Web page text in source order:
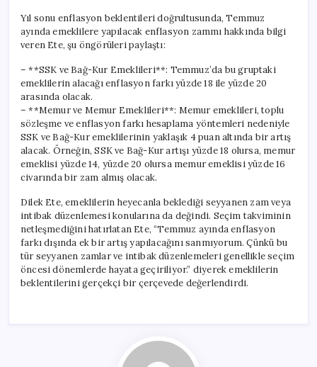
Yıl sonu enflasyon beklentileri doğrultusunda, Temmuz
ayında emeklilere yapılacak enflasyon zammı hakkında bilgi
veren Ete, şu öngörüleri paylaştı:
– **SSK ve Bağ-Kur Emeklileri**: Temmuz’da bu gruptaki
emeklilerin alacağı enflasyon farkı yüzde 18 ile yüzde 20
arasında olacak.
– **Memur ve Memur Emeklileri**: Memur emeklileri, toplu
sözleşme ve enflasyon farkı hesaplama yöntemleri nedeniyle
SSK ve Bağ-Kur emeklilerinin yaklaşık 4 puan altında bir artış
alacak. Örneğin, SSK ve Bağ-Kur artışı yüzde 18 olursa, memur
emeklisi yüzde 14, yüzde 20 olursa memur emeklisi yüzde 16
civarında bir zam almış olacak.
Dilek Ete, emeklilerin heyecanla beklediği seyyanen zam veya
intibak düzenlemesi konularına da değindi. Seçim takviminin
netleşmediğini hatırlatan Ete, “Temmuz ayında enflasyon
farkı dışında ek bir artış yapılacağını sanmıyorum. Çünkü bu
tür seyyanen zamlar ve intibak düzenlemeleri genellikle seçim
öncesi dönemlerde hayata geçiriliyor.” diyerek emeklilerin
beklentilerini gerçekçi bir çerçevede değerlendirdi.